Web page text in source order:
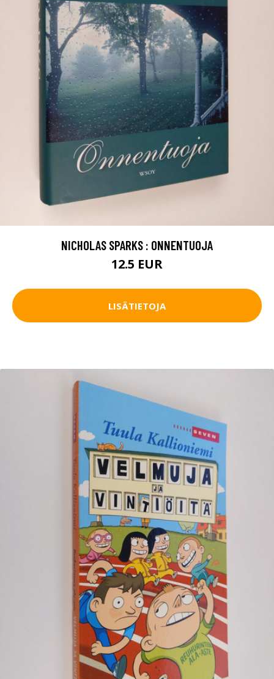
NICHOLAS SPARKS : ONNENTUOJA
12.5 EUR
LISÄTIETOJA